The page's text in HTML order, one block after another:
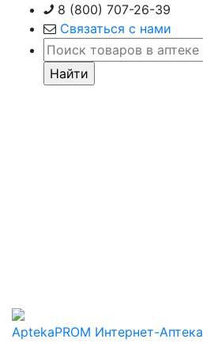
content
8 (800) 707-26-39
Связаться с нами
AptekaPROM Интернет-Аптека